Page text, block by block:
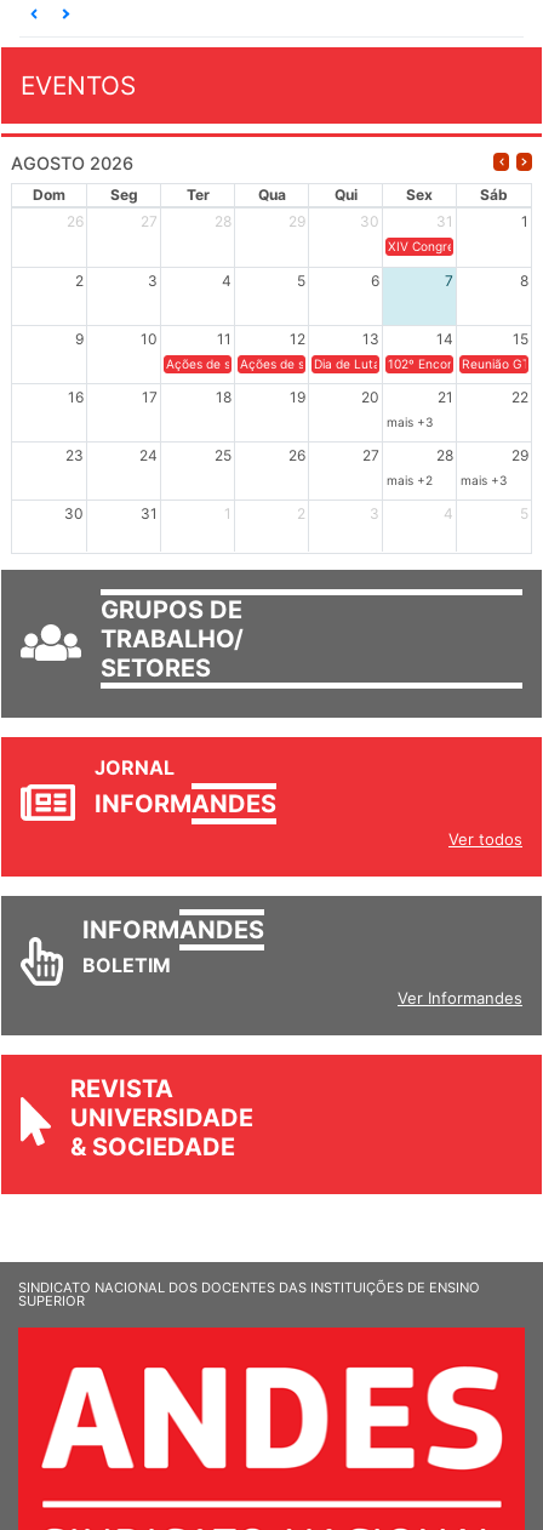
EVENTOS
AGOSTO 2026
Dom Seg Ter Qua Qui Sex
Sáb
26
27 28 29 30 31 1
XIV Congresso Brasileiro
2 3 4 5 6 7 8
9 10 11 12 13 14 15
Ações de solidariedade a Cuba no Rio Grande do Sul - 100
Ações de solidariedade a Cuba no Rio Grande do
Dia de Luta em Defesa de Cuba e da
102º Encontro da
Reunião
16 17 18 19 20 21 22
mais +3
23 24 25 26 27 28 29
mais +2 mais +3
30 31 1 2 3 4 5
GRUPOS DE
TRABALHO/
SETORES
JORNAL
INFORMANDES
Ver todos
INFORMANDES
BOLETIM
Ver Informandes
REVISTA
UNIVERSIDADE
& SOCIEDADE
SINDICATO NACIONAL DOS DOCENTES DAS INSTITUIÇÕES DE ENSINO
SUPERIOR